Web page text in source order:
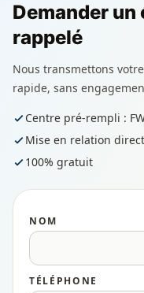
Demander un
rappelé
Nous transmettons
rapide, sans
Centre pré-rempli :
Mise en relation
100% gratuit
NOM
TÉLÉPHONE